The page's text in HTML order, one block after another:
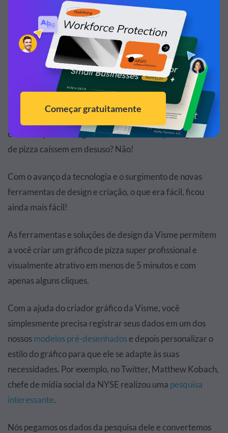
formas e complexidades. E dentro deste universo, os
gráficos de setores são um dos mais fáceis de serem
criados, isso se não os mais fáceis de todos. Afinal de
contas, para criar um gráfico de rosca você só precisa ter
seus dados, uma folha de papel e um compasso, nada
mais.
Mas quem ainda cria gráficos usando uma folha de papel
e um compasso? Ninguém! E isso fez com que os gráficos
de pizza caíssem em desuso? Não!
Com o avanço da tecnologia e o surgimento de novas
ferramentas de design e criação, o que era fácil, ficou
ainda mais fácil!
As ferramentas e soluções de design da Visme permitem
a você criar um gráfico de pizza super profissional e
visualmente atrativo em menos de 5 minutos e com
apenas alguns cliques.
Com a ajuda do criador gráfico da Visme, você
simplesmente precisa registrar seus dados em um dos
nossosmodelos pré-desenhadose depois personalizar o
estilo do gráfico para que ele se adapte às suas
necessidades. Por exemplo, no Twitter, Matthew Kobach,
chefe de mídia social da NYSE realizou uma pesquisa
interessante.
Nós pegamos os dados da pesquisa dele e convertemos